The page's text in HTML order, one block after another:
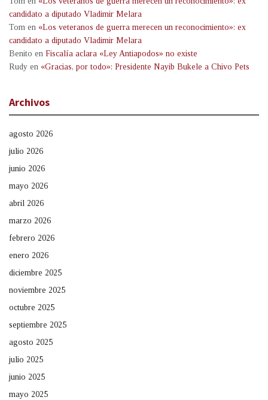
candidato a diputado Vladimir Melara
Tom en «Los veteranos de guerra merecen un reconocimiento»: ex
candidato a diputado Vladimir Melara
Benito en Fiscalía aclara «Ley Antiapodos» no existe
Rudy en «Gracias, por todo»: Presidente Nayib Bukele a Chivo Pets
Archivos
agosto 2026
julio 2026
junio 2026
mayo 2026
abril 2026
marzo 2026
febrero 2026
enero 2026
diciembre 2025
noviembre 2025
octubre 2025
septiembre 2025
agosto 2025
julio 2025
junio 2025
mayo 2025